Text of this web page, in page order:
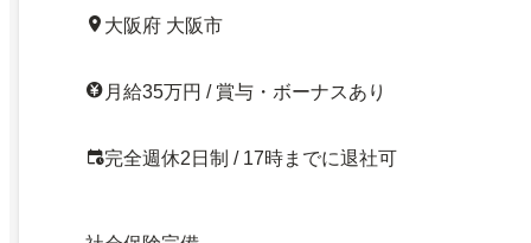
大阪府 大阪市
月給35万円 / 賞与・ボーナスあり
完全週休2日制 / 17時までに退社可